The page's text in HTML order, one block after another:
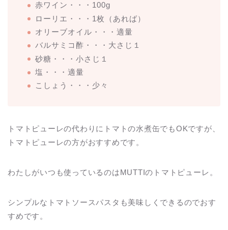
赤ワイン・・・100g
ローリエ・・・1枚（あれば）
オリーブオイル・・・適量
バルサミコ酢・・・大さじ１
砂糖・・・小さじ１
塩・・・適量
こしょう・・・少々
トマトピューレの代わりにトマトの水煮缶でもOKですが、
トマトピューレの方がおすすめです。
わたしがいつも使っているのはMUTTIのトマトピューレ。
シンプルなトマトソースパスタも美味しくできるのでおす
すめです。